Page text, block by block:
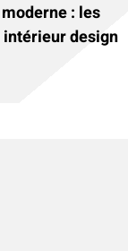
: les
design